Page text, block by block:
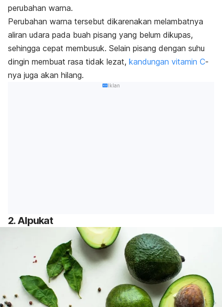
perubahan warna.
Perubahan warna tersebut dikarenakan melambatnya
aliran udara pada buah pisang yang belum dikupas,
sehingga cepat membusuk. Selain pisang dengan suhu
dingin membuat rasa tidak lezat, kandungan vitamin C-
nya juga akan hilang.
Iklan
2. Alpukat